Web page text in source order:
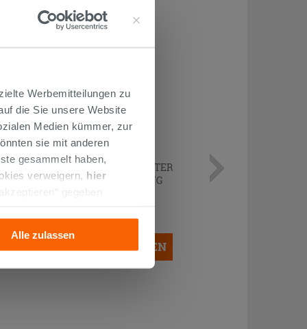
Werbemitteilungen zu
die Sie unsere Website
Medien kümmer, zur
sie mit anderen
gesammelt haben,
verweigern, hier
gegeben
Alle zulassen
KURVENPAAR ZUR MONTAGE UNTER
DEM WASCHBECKEN 45° MESSING
CHROM
14,90 € /STK.
IN DEN WARENKORB LEGEN